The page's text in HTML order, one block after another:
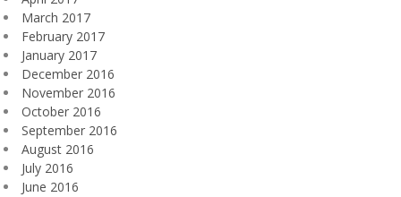
March 2017
February 2017
January 2017
December 2016
November 2016
October 2016
September 2016
August 2016
July 2016
June 2016